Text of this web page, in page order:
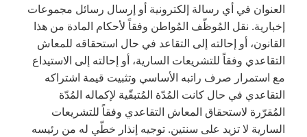
العنوان في أي رسالة إلكترونية أو إرسال رسائل مجموعات
إخبارية. نقل المُوظّف المُواطن وفقاً لأحكام المادة من هذا
القانون، أو إحالته إلى التقاعد في حال استحقاقه للمعاش
التقاعدي وفقاً للتشريعات السارية، أو إحالته إلى الاستيداع
مع استمرار صرف راتبه الأساسي وتثبيت قيمة اشتراكه
التقاعدي في حال كانت المُدّة المُتبقّية لإكماله المُدّة
المُقرّرة لاستحقاق المعاش التقاعدي وفقاً للتشريعات
السارية لا تزيد على سنتين. توجيه إنذار خطّي له من رئيسه